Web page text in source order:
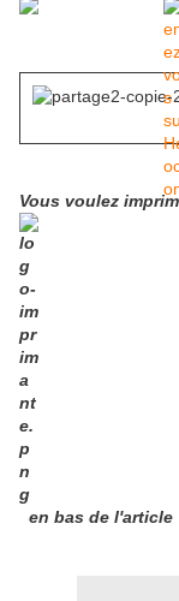
Vous voulez
en bas de l'article